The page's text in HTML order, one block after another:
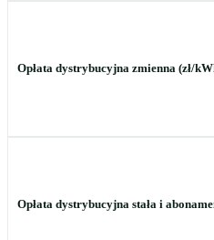
Opłata dystrybucyjna zmienna (zł/
Opłata dystrybucyjna stała i